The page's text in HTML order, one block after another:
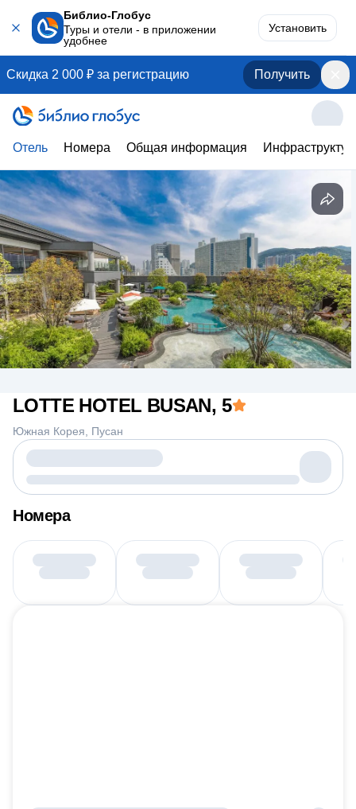
Библио-Глобус
Туры и отели - в приложении
удобнее
Установить
Скидка 2 000 ₽ за регистрацию Получить
Отель Номера Общая информация
LOTTE HOTEL BUSAN, 5
Южная Корея Пусан
Номера